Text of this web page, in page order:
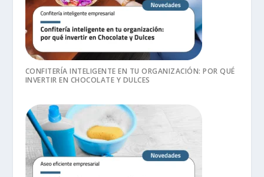
CONFITERÍA INTELIGENTE EN TU ORGANIZACIÓN: POR QUÉ
INVERTIR EN CHOCOLATE Y DULCES